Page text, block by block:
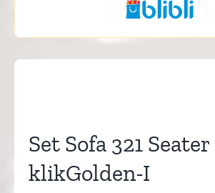
Set Sofa 321 Seater
klikGolden-I